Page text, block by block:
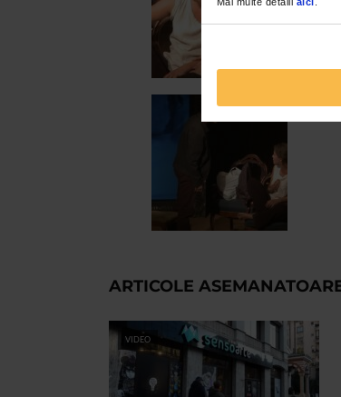
Mai multe detalii aici.
ARTICOLE
VIDEO